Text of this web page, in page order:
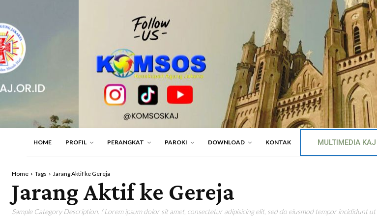
HOME PROFIL PERANGKAT PAROKI DOWNLOAD KONTAK MULTIMEDIA KAJ
Home Tags Jarang Aktif ke Gereja
Jarang Aktif ke Gereja
Sample Category Description. ( Lorem ipsum dolor sit amet, consectetur adipisicing elit, sed do eiusmod tempor incididunt